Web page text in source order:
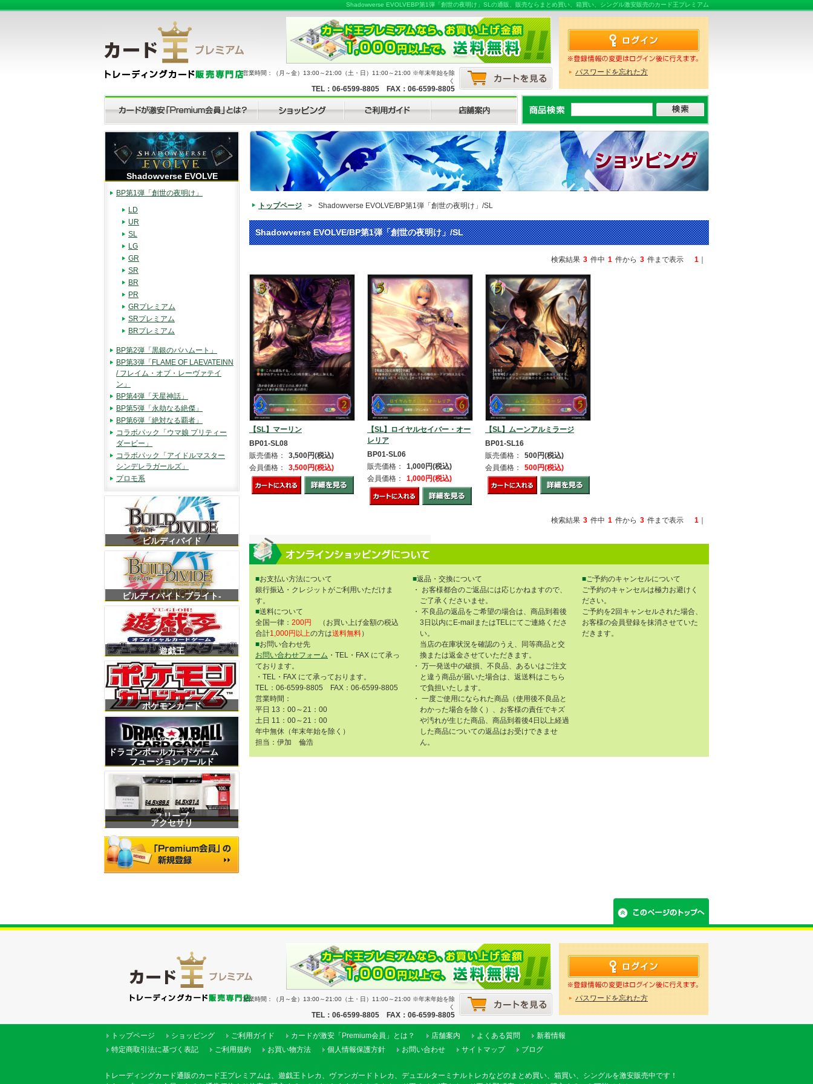
Shadowverse EVOLVEBP第1弾「創世の夜明け」SLの通販、販売ならまとめ買い、箱買い、シングル激安販売のカード王プレミアム
営業時間：（月～金）13:00～21:00（土・日）11:00～21:00 ※年末年始を除
く
TEL：06-6599-8805 FAX：06-6599-8805
パスワードを忘れた方
トップページ > Shadowverse EVOLVE/BP第1弾「創世の夜明け」/SL
Shadowverse EVOLVE/BP第1弾「創世の夜明け」/SL
検索結果 3 件中 1 件から 3 件まで表示 1
【SL】マーリン
BP01-SL08
販売価格：
3,500円(税込)
会員価格：
3,500円(税込)
【SL】ロイヤルセイバー・オー
レリア
BP01-SL06
販売価格：
1,000円(税込)
会員価格：
1,000円(税込)
【SL】ムーンアルミラージ
BP01-SL16
販売価格：
500円(税込)
会員価格：
500円(税込)
検索結果 3 件中 1 件から 3 件まで表示 1
■お支払い方法について
銀行振込・クレジットがご利用いただけま
す。
■送料について
全国一律： 200円
（お買い上げ金額の税込
合計1,000円以上の方は送料無料）
■お問い合わせ先
お問い合わせフォーム ・TEL・FAX にて承っ
ております。
・TEL・FAX にて承っております。
TEL：06-6599-8805 FAX：06-6599-8805
営業時間：
平日 13：00～21：00
土日 11：00～21：00
年中無休（年末年始を除く）
担当：伊加 倫浩
■返品・交換について
・ お客様都合のご返品には応じかねますので、
ご了承くださいませ。
・ 不良品の返品をご希望の場合は、商品到着後
3日以内にE-mailまたはTELにてご連絡くださ
い。
当店の在庫状況を確認のうえ、同等商品と交
換または返金させていただきます。
・ 万一発送中の破損、不良品、あるいはご注文
と違う商品が届いた場合は、返送料はこちら
で負担いたします。
・ 一度ご使用になられた商品（使用後不良品と
わかった場合を除く）、お客様の責任でキズ
や汚れが生じた商品、商品到着後4日以上経過
した商品についての返品はお受けできませ
ん。
■ご予約のキャンセルについて
ご予約のキャンセルは極力お避けく
ださい。
ご予約を2回キャンセルされた場合、
お客様の会員登録を抹消させていた
だきます。
Shadowverse EVOLVE
BP第1弾「創世の夜明け」
LD
UR
SL
LG
GR
SR
BR
PR
GRプレミアム
SRプレミアム
BRプレミアム
BP第2弾「黒銀のバハムート」
BP第3弾「FLAME OF LAEVATEINN
/ フレイム・オブ・レーヴァテイ
ン」
BP第4弾「天星神話」
BP第5弾「永劫なる絶傑」
BP第6弾「絶対なる覇者」
コラボパック「ウマ娘 プリティー
ダービー」
コラボパック「アイドルマスター
シンデレラガールズ」
プロモ系
ビルディバイド
ビルディバイト-ブライト-
遊戯王
ポケモンカード
ドラゴンボールカードゲーム
フュージョンワールド
スリーブ
アクセサリ
営業時間：（月～金）13:00～21:00（土・日）11:00～21:00 ※年末年始を除
く
TEL：06-6599-8805 FAX：06-6599-8805
パスワードを忘れた方
トップページ ショッピング ご利用ガイド カードが激安「Premium会員」とは？ 店舗案内 よくある質問
新着情報
特定商取引法に基づく表記
ご利用規約 お買い物方法 個人情報保護方針 お問い合わせ サイトマップ ブログ
トレーディングカード通販のカード王プレミアムは、遊戯王トレカ、ヴァンガードトレカ、デュエルターミナルトレカなどのまとめ買い、箱買い、シングルを激安販売中です！